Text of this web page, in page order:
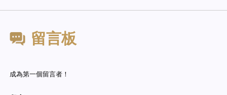
留言板
成為第一個留言者！